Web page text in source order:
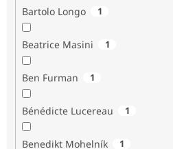
Bartolo Longo 1
Beatrice Masini 1
Ben Furman 1
Bénédicte Lucereau 1
Benedikt Mohelník 1